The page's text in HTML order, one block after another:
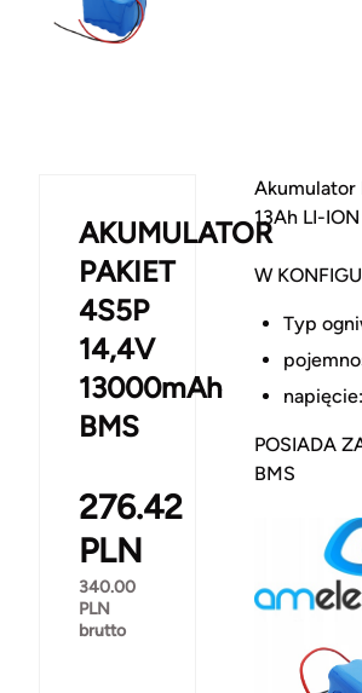
AKUMULATOR
PAKIET
4S5P
14,4V
13000mAh
BMS
276.42
PLN
340.00
PLN
brutto
Akumulator
13Ah LI-ION
W
Typ
POSIADA
BMS